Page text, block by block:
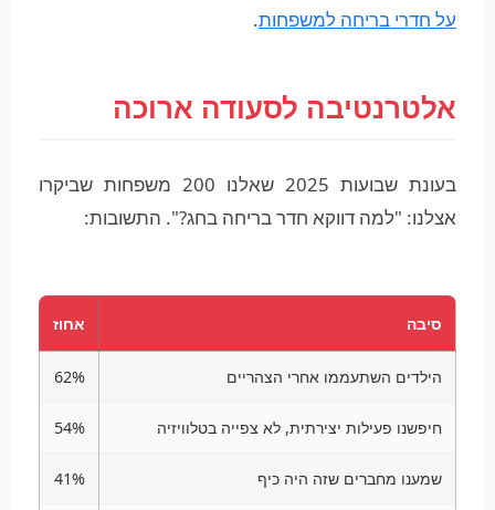
על חדרי בריחה למשפחות.
אלטרנטיבה לסעודה ארוכה
בעונת שבועות 2025 שאלנו 200 משפחות שביקרו
אצלנו: "למה דווקא חדר בריחה בחג?". התשובות:
סיבה אחוז
הילדים השתעממו אחרי הצהריים 62%
חיפשנו פעילות יצירתית, לא צפייה בטלוויזיה 54%
שמענו מחברים שזה היה כיף 41%